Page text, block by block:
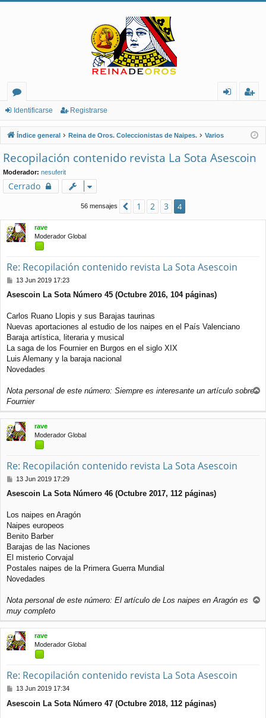
or
os
nt
ifi
ca
ist
ra
rs
Identificarse Registrarse
Índice general Reina de Oros. Coleccionistas de Naipes. Varios
Recopilación contenido revista La Sota Asescoin
Moderador: nesuferit
Cerrado
56 mensajes Anterior
1 2 3 4
rave
Moderador Global
Re: Recopilación contenido revista La Sota Asescoin
M
n
a
13 Jun 2019 17:23
Asescoin La Sota Número 45 (Octubre 2016, 104 páginas)
Carlos Ruano Llopis y sus Barajas taurinas
Nuevas aportaciones al estudio de los naipes en el País Valenciano
Baraja artística, literaria y musical
La saga de los Fournier en Burgos en el siglo XIX
Luis Alemany y la baraja nacional
Novedades
Nota personal de este número: Siempre es interesante un artículo sobre
Fournier
r
i
rave
Moderador Global
Re: Recopilación contenido revista La Sota Asescoin
M
n
a
j
13 Jun 2019 17:29
Asescoin La Sota Número 46 (Octubre 2017, 112 páginas)
Los naipes en Aragón
Naipes europeos
Benito Barber
Barajas de las Naciones
El misterio Corvajal
Postales naipes de la Primera Guerra Mundial
Novedades
Nota personal de este número: El artículo de Los naipes en Aragón es
muy completo
i
rave
Moderador Global
Re: Recopilación contenido revista La Sota Asescoin
M
n
13 Jun 2019 17:34
Asescoin La Sota Número 47 (Octubre 2018, 112 páginas)